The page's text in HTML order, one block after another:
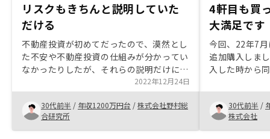
リスクもきちんと説明していた
だける
不動産投資が初めてだったので、漠然とし
た不安や不動産投資の仕組みが分かってい
なかったりしたが、それらの説明だけに留
まらず、利点と欠点、登場物件の選び方を
説明いただけた。もともと期待していたも
のとズレている点（短期運用、ローンの利
息の考え方)を正直に伝えていただいたの
で、更に信頼につながったと思います。
2022年12月24日
30代前半 / 年収1200万円台 /株式会社野村総
合研究所
4軒目も買
大満足です
今回、22年7
追加購入しま
入した時から
れも厳選され
せて選んでい
す。また、将
法が良いのか
30代前半 /
株式会社